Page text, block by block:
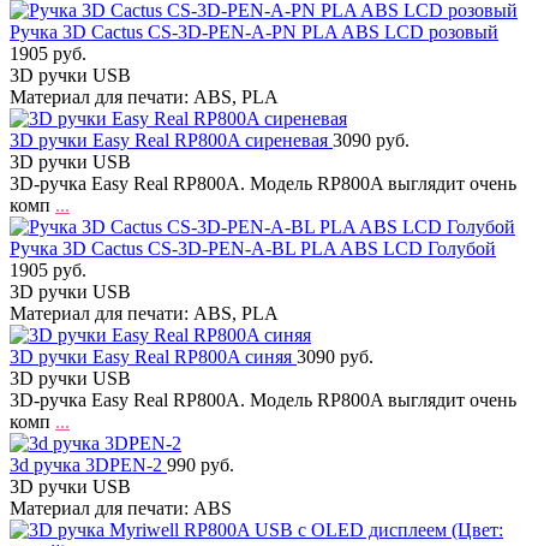
Ручка 3D Cactus CS-3D-PEN-A-PN PLA ABS LCD розовый
1905 руб.
3D ручки USB
Материал для печати: ABS, PLA
3D ручки Easy Real RP800A сиреневая 3090 руб.
3D ручки USB
3D-ручка Easy Real RP800A. Модель RP800A выглядит очень
комп ...
Ручка 3D Cactus CS-3D-PEN-A-BL PLA ABS LCD Голубой
1905 руб.
3D ручки USB
Материал для печати: ABS, PLA
3D ручки Easy Real RP800A синяя 3090 руб.
3D ручки USB
3D-ручка Easy Real RP800A. Модель RP800A выглядит очень
комп ...
3d ручка 3DPEN-2 990 руб.
3D ручки USB
Материал для печати: ABS